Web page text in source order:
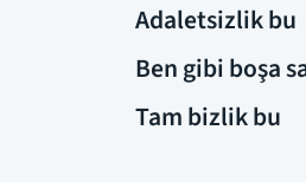
Adaletsizlik bu
Ben gibi boşa
Tam bizlik bu